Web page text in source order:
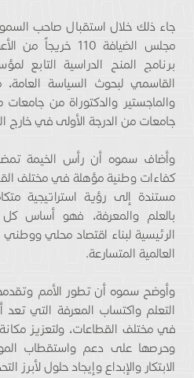
جاء ذلك خلال استقبال صاحب
برنامج المنح الدراسية
القاسمي لبحوث السياسة
والماجستير والدكتوراة من
جامعات من الدرجة الأولى في خارج
وأضاف سموه أن رأس الخيمة
كفاءات وطنية مؤهلة في مختلف
مستندة إلى رؤية استراتيجية
بالعلم والمعرفة، فهو أساس كل
الرئيسية لبناء اقتصاد محلي
العالمية المتسارعة.
وأوضح سموه أن تطور الأمم
التعلم واكتساب المعرفة التي تعد
في مختلف القطاعات، ولتعزيز مكانة
وحرصها على دعم واستقطاب
الابتكار والإبداع وإيجاد حلول لأبرز